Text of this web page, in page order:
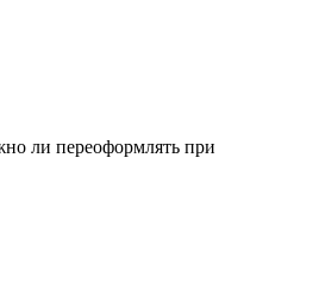
ли переоформлять при